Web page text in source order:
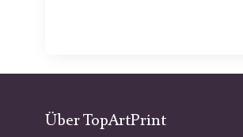
Über TopArtPrint